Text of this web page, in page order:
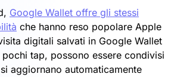
Google Wallet offre gli stessi
che hanno reso popolare Apple
digitali salvati in Google Wallet
tap, possono essere condivisi
aggiornano automaticamente